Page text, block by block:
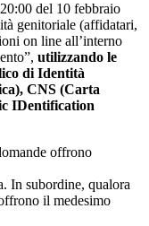
del 10 febbraio
genitoriale (affidatari,
on line all’interno
utilizzando le
di Identità
CNS (Carta
IDentification
offrono
In subordine, qualora
il medesimo